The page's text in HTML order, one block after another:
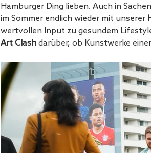
Hamburger Ding lieben. Auch in Sachen
im Sommer endlich wieder mit unserer
wertvollen Input zu gesundem
Art Clash darüber, ob Kunstwerke